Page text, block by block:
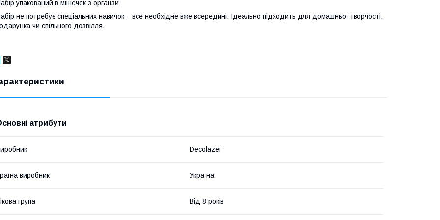
упакований в мішечок з органзи
не потребує спеціальних навичок – все необхідне вже всередині. Ідеально підходить для домашньої творчості,
чи спільного дозвілля.
атрибути
Decolazer
виробник Україна
група Від 8 років